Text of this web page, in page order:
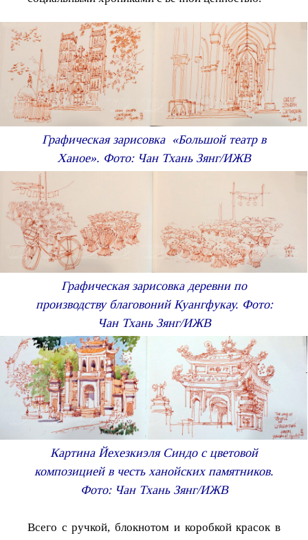
Графическая зарисовка «Большой театр в
Ханое». Фото: Чан Тхань Зянг/ИЖВ
Графическая зарисовка деревни по
производству благовоний Куангфукау. Фото:
Чан Тхань Зянг/ИЖВ
Картина Йехезкиэля Синдо с цветовой
композицией в честь ханойских памятников.
Фото: Чан Тхань Зянг/ИЖВ
Всего с ручкой, блокнотом и коробкой красок в